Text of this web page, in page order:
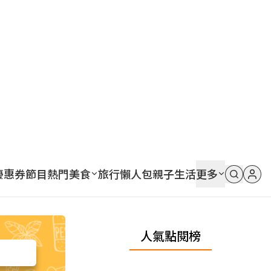
惠券節目熱門美食 旅行懶人包親子生活更多
人氣點閱榜